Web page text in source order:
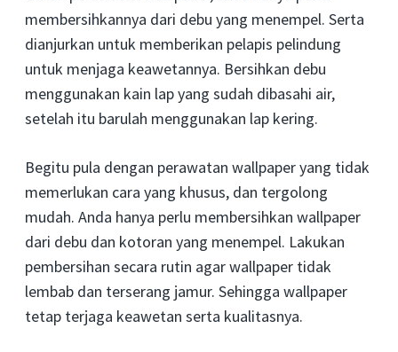
membersihkannya dari debu yang menempel. Serta
dianjurkan untuk memberikan pelapis pelindung
untuk menjaga keawetannya. Bersihkan debu
menggunakan kain lap yang sudah dibasahi air,
setelah itu barulah menggunakan lap kering.
Begitu pula dengan perawatan wallpaper yang tidak
memerlukan cara yang khusus, dan tergolong
mudah. Anda hanya perlu membersihkan wallpaper
dari debu dan kotoran yang menempel. Lakukan
pembersihan secara rutin agar wallpaper tidak
lembab dan terserang jamur. Sehingga wallpaper
tetap terjaga keawetan serta kualitasnya.